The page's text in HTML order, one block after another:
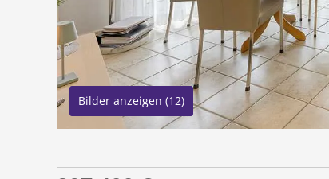
Bilder anzeigen (12)